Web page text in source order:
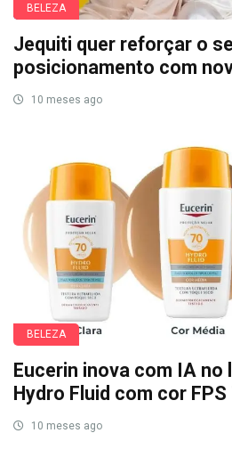
BELEZA
Jequiti quer reforçar o
posicionamento com
10 meses ago
BELEZA
Eucerin inova com IA no
Hydro Fluid com cor FPS
10 meses ago